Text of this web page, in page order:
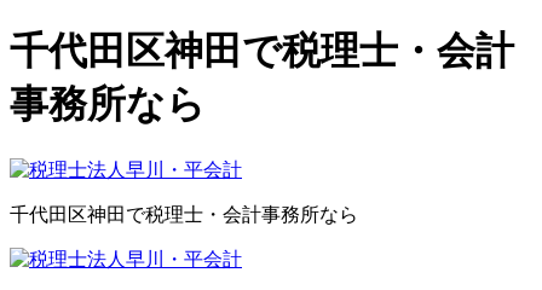
千代田区神田で税理士・会計
事務所なら
千代田区神田で税理士・会計事務所なら